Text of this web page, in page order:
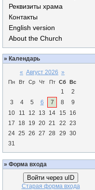
Реквизиты храма
Контакты
English version
About the Church
» Календарь
« Август 2026 »
Пн Вт Ср Чт Пт Сб Вс
1
2
3
4 5 6 7 8
9
10
11 12 13 14 15
16
17
18 19 20 21 22 23
24 25 26 27 28 29 30
31
» Форма входа
Войти через uID
Старая форма входа